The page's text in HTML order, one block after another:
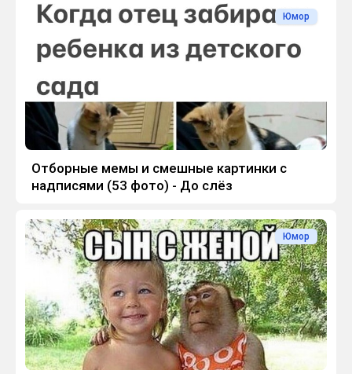
Юмор
Отборные мемы и смешные картинки с
надписями (53 фото) - До слёз
Юмор